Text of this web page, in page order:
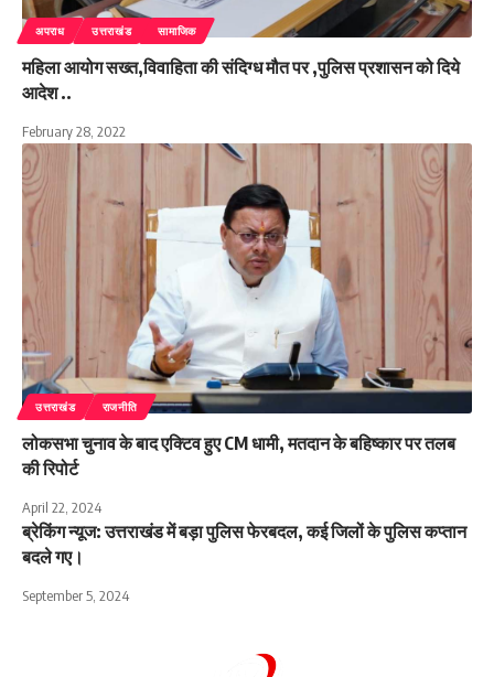
अपराध उत्तराखंड सामाजिक
महिला आयोग सख्त,विवाहिता की संदिग्ध मौत पर ,पुलिस प्रशासन को दिये
आदेश ..
February 28, 2022
उत्तराखंड राजनीति
लोकसभा चुनाव के बाद एक्टिव हुए CM धामी, मतदान के बहिष्कार पर तलब
की रिपोर्ट
April 22, 2024
ब्रेकिंग न्यूज: उत्तराखंड में बड़ा पुलिस फेरबदल, कई जिलों के पुलिस कप्तान
बदले गए।
September 5, 2024